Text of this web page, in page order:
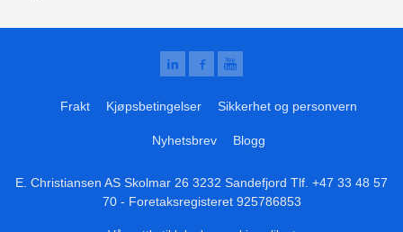
Frakt Kjøpsbetingelser Sikkerhet og personvern
Nyhetsbrev Blogg
E. Christiansen AS Skolmar 26 3232 Sandefjord Tlf. +47 33 48 57
70- Foretaksregisteret 925786853